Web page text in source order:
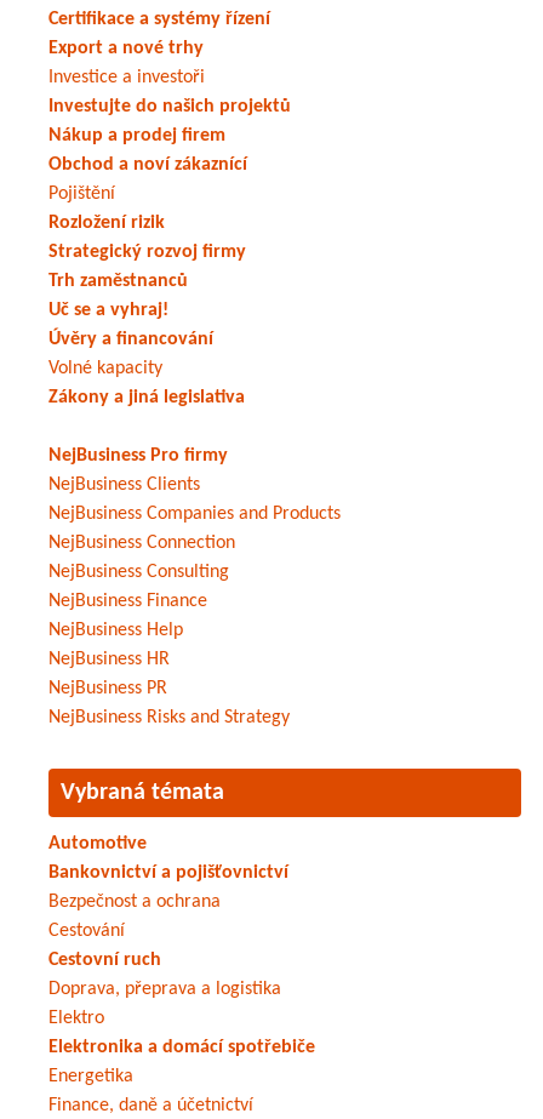
Certifikace a systémy řízení
Export a nové trhy
Investice a investoři
Investujte do našich projektů
Nákup a prodej firem
Obchod a noví zákaznící
Pojištění
Rozložení rizik
Strategický rozvoj firmy
Trh zaměstnanců
Uč se a vyhraj!
Úvěry a financování
Volné kapacity
Zákony a jiná legislativa
NejBusiness Pro firmy
NejBusiness Clients
NejBusiness Companies and Products
NejBusiness Connection
NejBusiness Consulting
NejBusiness Finance
NejBusiness Help
NejBusiness HR
NejBusiness PR
NejBusiness Risks and Strategy
Vybraná témata
Automotive
Bankovnictví a pojišťovnictví
Bezpečnost a ochrana
Cestování
Cestovní ruch
Doprava, přeprava a logistika
Elektro
Elektronika a domácí spotřebiče
Energetika
Finance, daně a účetnictví